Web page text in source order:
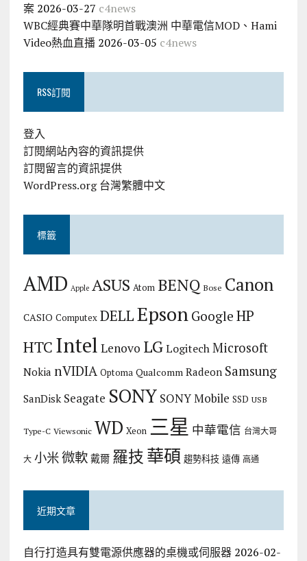
案 2026-03-27 c4news
WBC經典賽中華隊明首戰澳洲 中華電信MOD、Hami
Video熱血直播 2026-03-05 c4news
RSS訂閱
登入
訂閱網站內容的資訊提供
訂閱留言的資訊提供
WordPress.org 台灣繁體中文
標籤
AMD Apple ASUS Atom BENQ Bose Canon
CASIO Computex DELLEpson Google HP
HTC Intel Lenovo LG Logitech Microsoft
Nokia nVIDIA Optoma Qualcomm Radeon Samsung
SanDisk Seagate SONY SONY Mobile SSD USB
Type-C Viewsonic WD Xeon 三星 中華電信 台灣大哥
大 小米微軟 戴爾 羅技華碩 趨勢科技 遠傳 高通
近期文章
自行打造具有雙電源供應器的桌機或伺服器 2026-02-